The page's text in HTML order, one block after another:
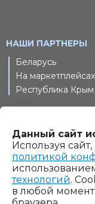
НАШИ ПАРТНЕРЫ
Беларусь
На маркетплейсах
Республика Крым
© 2011-2026
Информация
публичной
Данный сайт
Используя
политикой
технологий.
в любой момент